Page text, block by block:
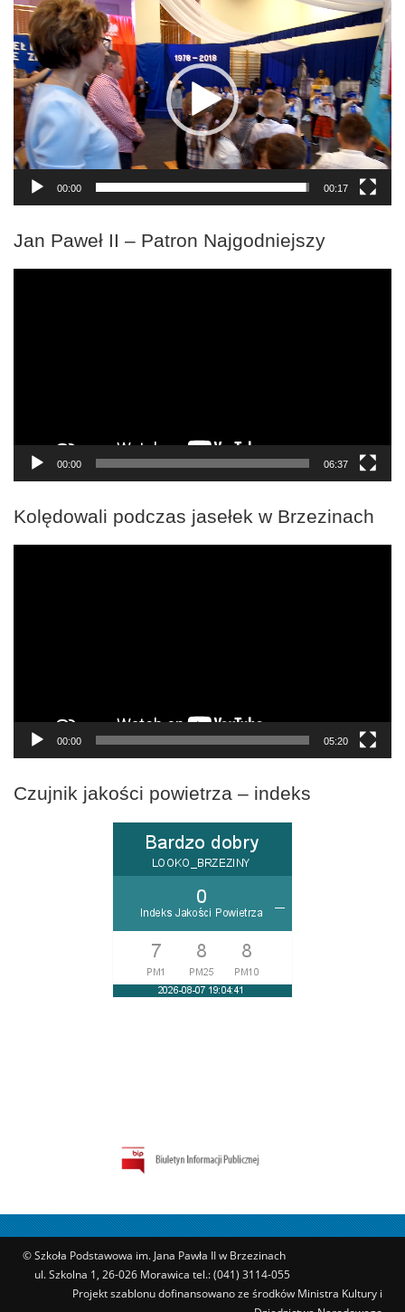
video
00:00 00:17
Jan Paweł II – Patron Najgodniejszy
00:00 06:37
Kolędowali podczas jasełek w Brzezinach
00:00 05:20
Czujnik jakości powietrza – indeks
© Szkoła Podstawowa im. Jana Pawła II w Brzezinach
ul. Szkolna 1, 26-026 Morawica tel.: (041) 3114-055
Projekt szablonu dofinansowano ze środków Ministra Kultury i